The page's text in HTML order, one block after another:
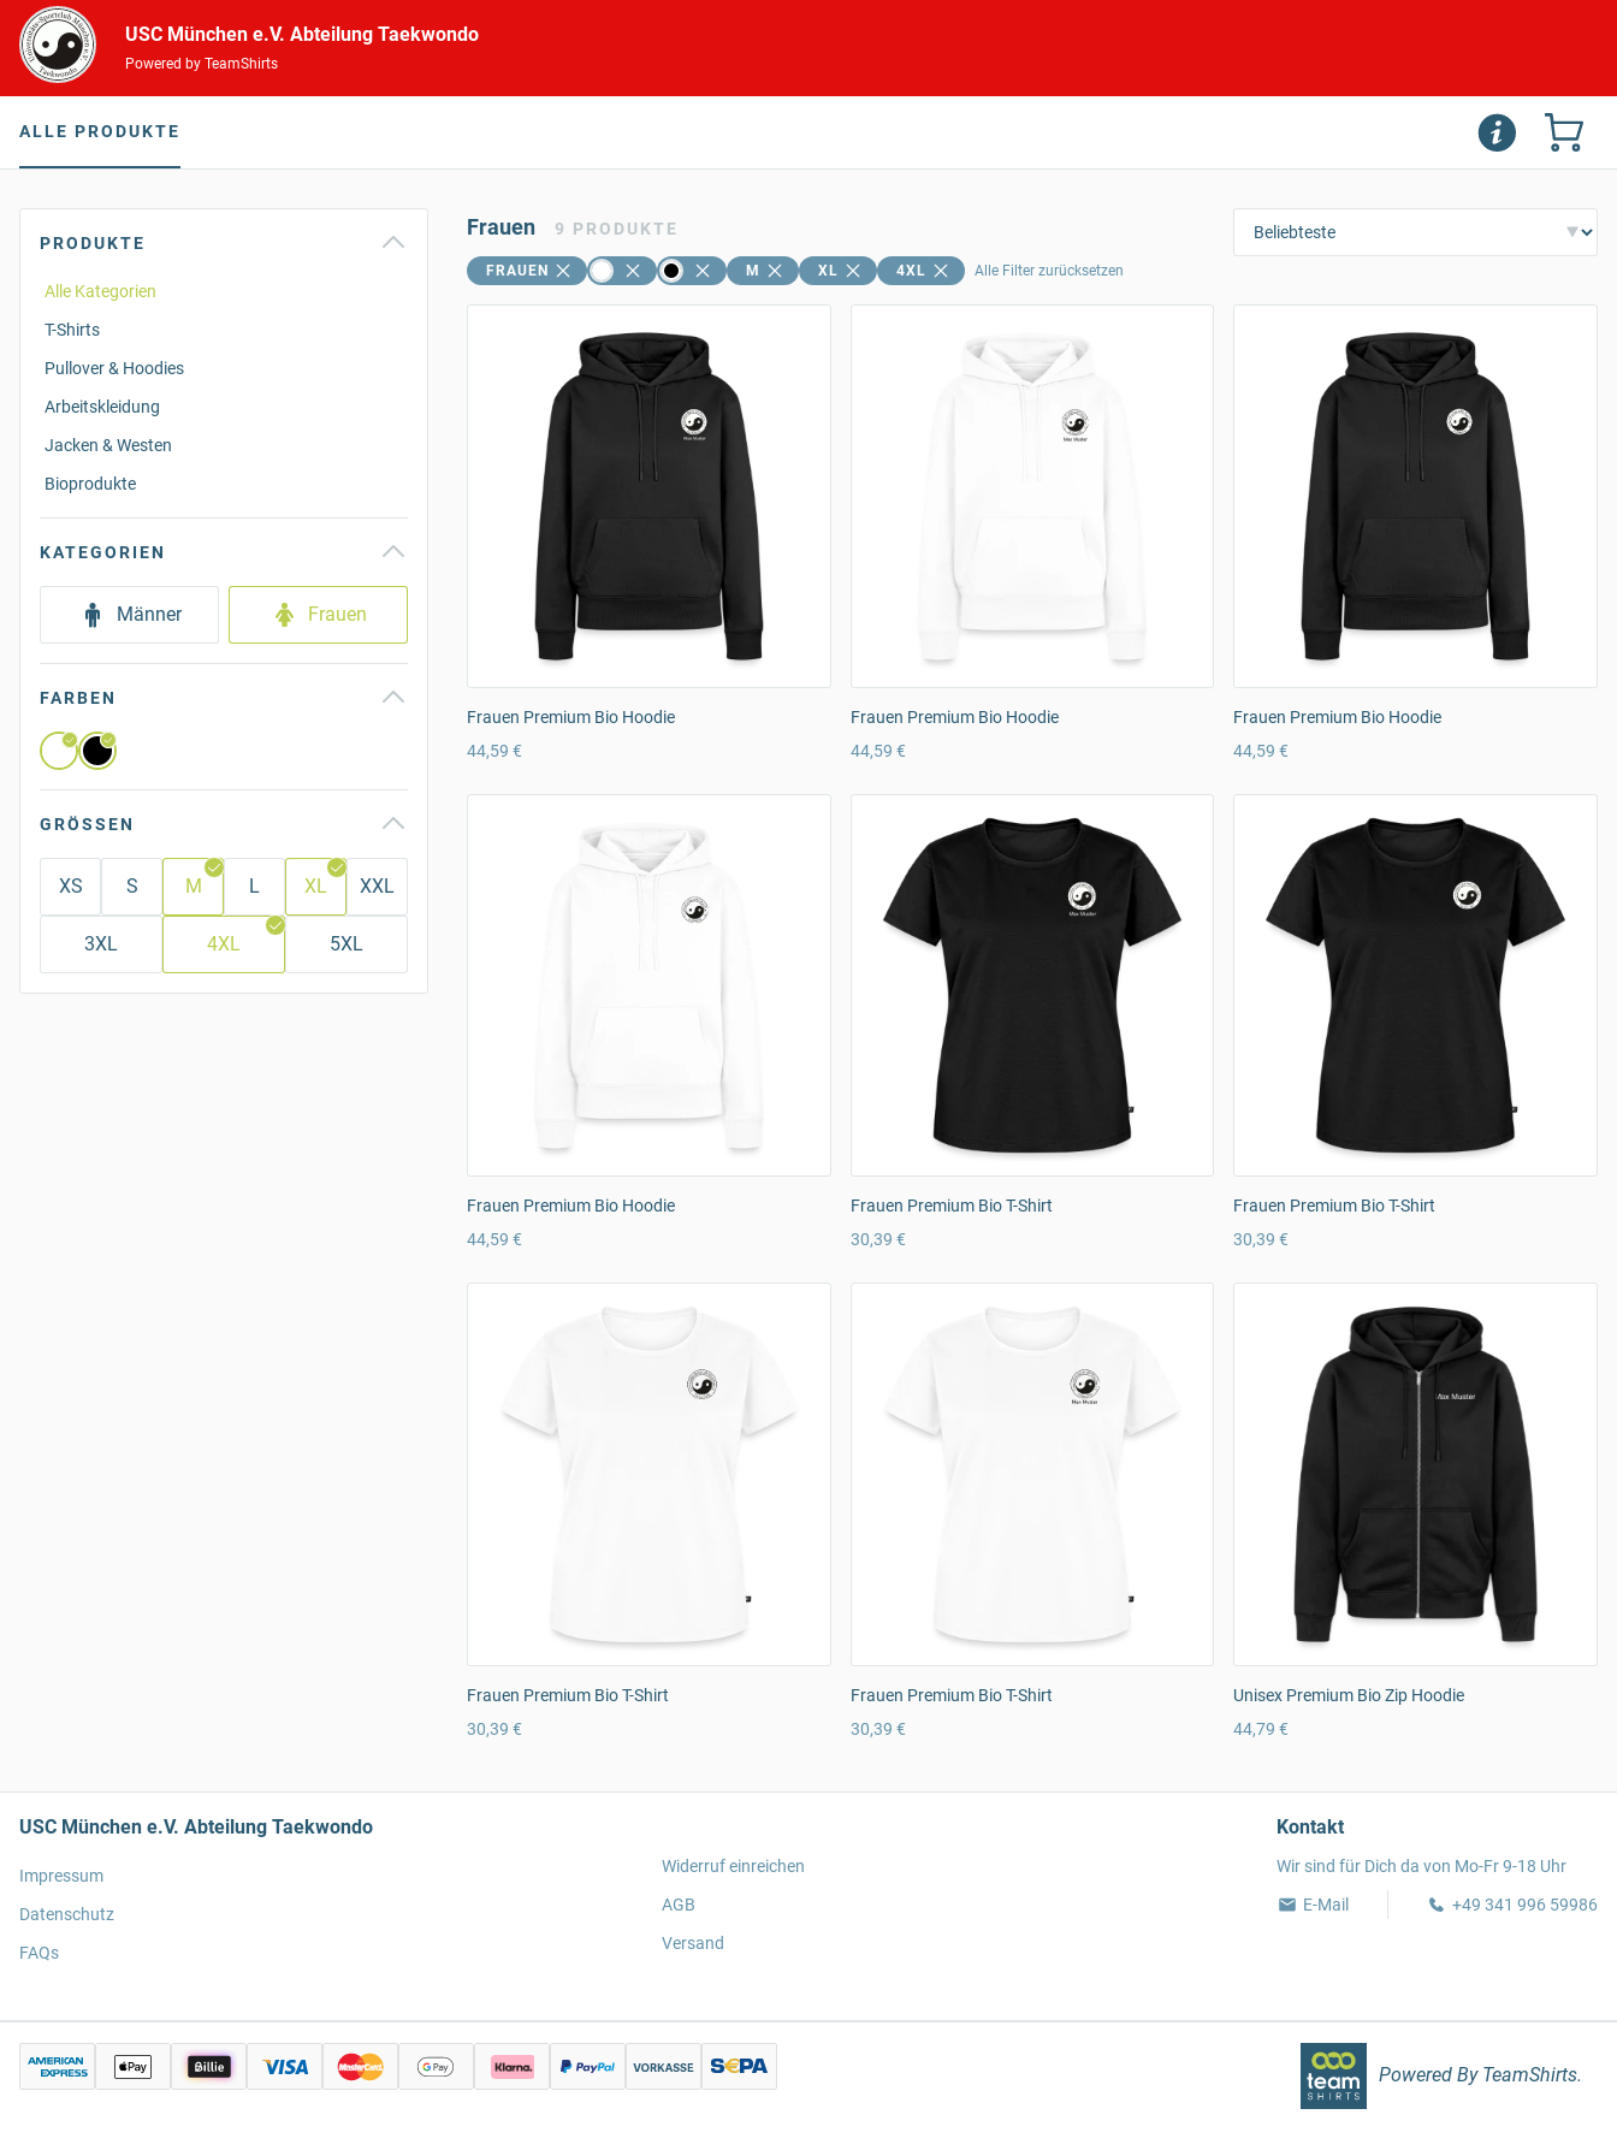
USC München e.V. Abteilung Taekwondo
Powered by TeamShirts
ALLE PRODUKTE
PRODUKTE
Alle Kategorien
T-Shirts
Pullover & Hoodies
Arbeitskleidung
Jacken & Westen
Bioprodukte
KATEGORIEN
Männer Frauen
FARBEN
GRÖSSEN
XS S M L XL XXL
3XL 4XL 5XL
Frauen 9 PRODUKTE
FRAUEN M XL 4XL Alle Filter zurücksetzen
Frauen Premium Bio Hoodie
44,59 €
Frauen Premium Bio Hoodie
44,59 €
Frauen Premium Bio Hoodie
44,59 €
Frauen Premium Bio Hoodie
44,59 €
Frauen Premium Bio T-Shirt
30,39 €
Frauen Premium Bio T-Shirt
30,39 €
Frauen Premium Bio T-Shirt
30,39 €
Frauen Premium Bio T-Shirt
30,39 €
Unisex Premium Bio Zip Hoodie
44,79 €
USC München e.V. Abteilung Taekwondo
Impressum
Datenschutz
FAQs
Widerruf einreichen
AGB
Versand
Kontakt
Wir sind für Dich da von Mo-Fr 9-18 Uhr
E-Mail
+49 341 996 59986
Powered By TeamShirts.